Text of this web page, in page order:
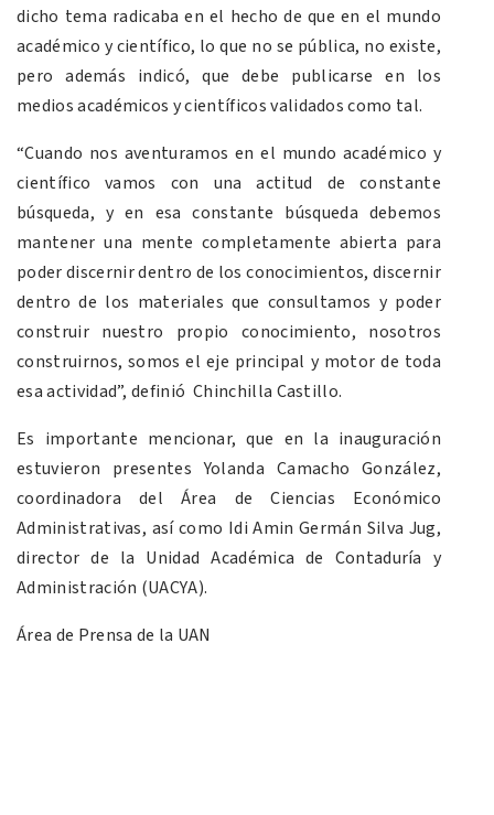
dicho tema radicaba en el hecho de que en el mundo
académico y científico, lo que no se pública, no existe,
pero además indicó, que debe publicarse en los
medios académicos y científicos validados como tal.
“Cuando nos aventuramos en el mundo académico y
científico vamos con una actitud de constante
búsqueda, y en esa constante búsqueda debemos
mantener una mente completamente abierta para
poder discernir dentro de los conocimientos, discernir
dentro de los materiales que consultamos y poder
construir nuestro propio conocimiento, nosotros
construirnos, somos el eje principal y motor de toda
esa actividad”, definió Chinchilla Castillo.
Es importante mencionar, que en la inauguración
estuvieron presentes Yolanda Camacho González,
coordinadora del Área de Ciencias Económico
Administrativas, así como Idi Amin Germán Silva Jug,
director de la Unidad Académica de Contaduría y
Administración (UACYA).
Área de Prensa de la UAN